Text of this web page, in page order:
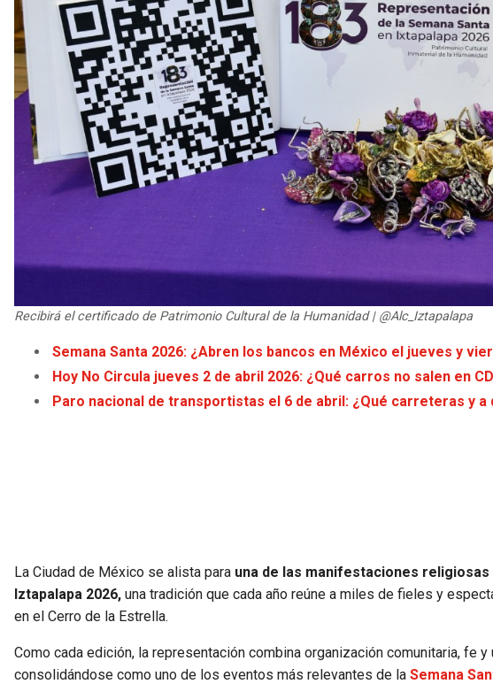
Recibirá el certificado de Patrimonio Cultural de la Humanidad | @Alc_Iztapalapa
Semana Santa 2026: ¿Abren los bancos en México el jueves y
Hoy No Circula jueves 2 de abril 2026: ¿Qué carros no salen en
Paro nacional de transportistas el 6 de abril: ¿Qué carreteras y a
La Ciudad de México se alista para una de las manifestaciones
Iztapalapa 2026, una tradición que cada año reúne a miles de fieles y
en el Cerro de la Estrella.
Como cada edición, la representación combina organización comunitaria, fe
consolidándose como uno de los eventos más relevantes de la Semana